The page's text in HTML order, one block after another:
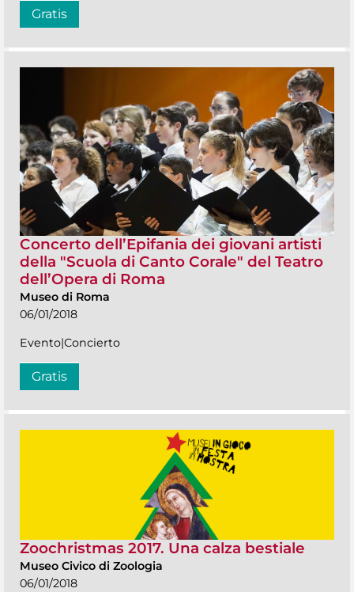
Gratis
Concerto dell’Epifania dei giovani artisti
della "Scuola di Canto Corale" del Teatro
dell’Opera di Roma
Museo di Roma
06/01/2018
Evento|Concierto
Gratis
Zoochristmas 2017. Una calza bestiale
Museo Civico di Zoologia
06/01/2018